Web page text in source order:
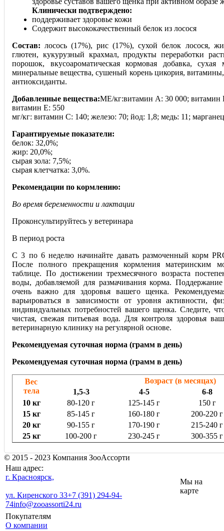
Клинически подтверждено:
поддерживает здоровье кожи
Содержит высококачественный белок из лосося
Состав: лосось (17%), рис (17%), сухой белок лосося,
глютен, кукурузный крахмал, продукты переработки
порошок, вкусоароматическая кормовая добавка, сухая
минеральные вещества, сушеный корень цикория,
антиоксиданты.
Добавленные вещества:МЕ/кг:витамин A: 30 000; витамин
витамин E: 550
мг/кг: витамин C: 140; железо: 70; йод: 1,8; медь: 11;
Гарантируемые показатели:
белок: 32,0%;
жир: 20,0%;
сырая зола: 7,5%;
сырая клетчатка: 3,0%.
Рекомендации по кормлению:
Во время беременности и лактации
Проконсультируйтесь у ветеринара
В период роста
С 3 по 6 неделю начинайте давать размоченный корм
После полного прекращения кормления материнским
таблице. По достижении трехмесячного возраста
воды, добавляемой для размачивания корма.
очень важно для здоровья вашего щенка.
варьироваться в зависимости от уровня активности,
индивидуальных потребностей вашего щенка. Следите,
чистая, свежая питьевая вода. Для контроля здоровья
ветеринарную клинику на регулярной основе.
Рекомендуемая суточная норма (грамм в день)
Рекомендуемая суточная норма (грамм в день)
Вес
тела
Возраст (в месяцах)
1,5-3
4-5
6-8
10 кг
80-120 г 125-145 г
150 г
15 кг
85-145 г 160-180 г
200-220 г
20 кг
90-155 г 170-190 г
215-240 г
25 кг
100-200 г 230-245 г 300-355 г
© 2015 - 2023 Компания ЗооАссорти
Наш адрес:
г. Красноярск,
ул. Киренского 33+7 (391) 294-94-
74info@zooassorti24.ru
Мы на
карте
Покупателям
О компании